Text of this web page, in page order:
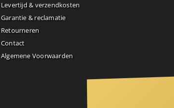
Levertijd & verzendkosten
Garantie & reclamatie
Retourneren
Contact
Algemene Voorwaarden